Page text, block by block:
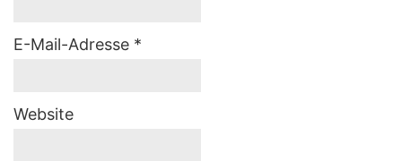
E-Mail-Adresse *
Website